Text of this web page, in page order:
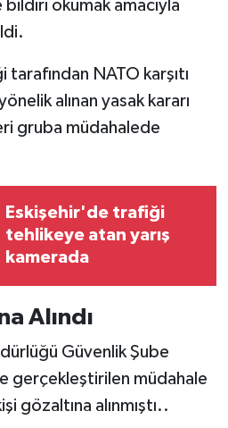
bildiri okumak amacıyla
tarafından NATO karşıtı
alınan yasak kararı
gruba müdahalede
Eskişehir'de trafiği
tehlikeye atan yarış
kamerada
Alındı
Güvenlik Şube
gerçekleştirilen müdahale
gözaltına alınmıştı..